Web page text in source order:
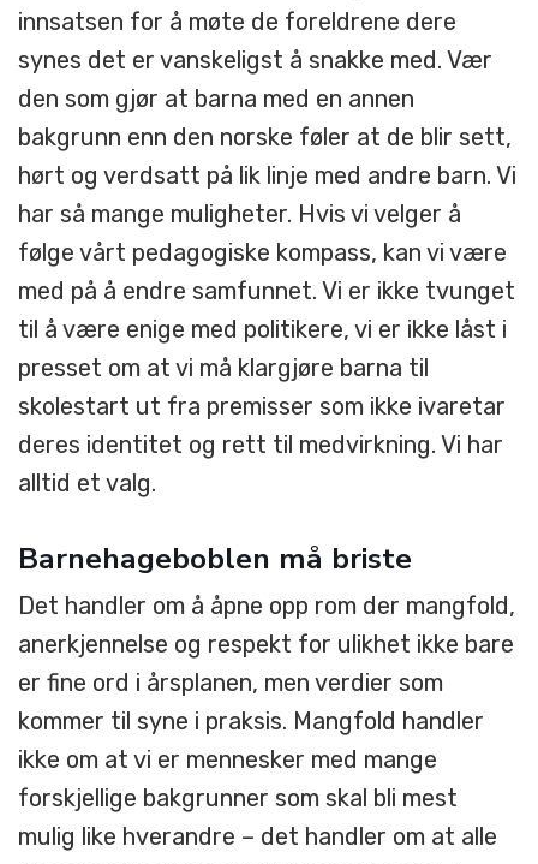
innsatsen for å møte de foreldrene dere
synes det er vanskeligst å snakke med. Vær
den som gjør at barna med en annen
bakgrunn enn den norske føler at de blir sett,
hørt og verdsatt på lik linje med andre barn. Vi
har så mange muligheter. Hvis vi velger å
følge vårt pedagogiske kompass, kan vi være
med på å endre samfunnet. Vi er ikke tvunget
til å være enige med politikere, vi er ikke låst i
presset om at vi må klargjøre barna til
skolestart ut fra premisser som ikke ivaretar
deres identitet og rett til medvirkning. Vi har
alltid et valg.
Barnehageboblen må briste
Det handler om å åpne opp rom der mangfold,
anerkjennelse og respekt for ulikhet ikke bare
er fine ord i årsplanen, men verdier som
kommer til syne i praksis. Mangfold handler
ikke om at vi er mennesker med mange
forskjellige bakgrunner som skal bli mest
mulig like hverandre – det handler om at alle